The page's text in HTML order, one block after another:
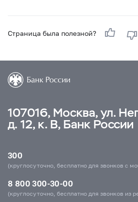
Страница была полезной?
107016, Москва, ул.
д. 12, к. В, Банк России
300
(круглосуточно, бесплатно для звонков с
8 800 300-30-00
(круглосуточно, бесплатно для звонков из